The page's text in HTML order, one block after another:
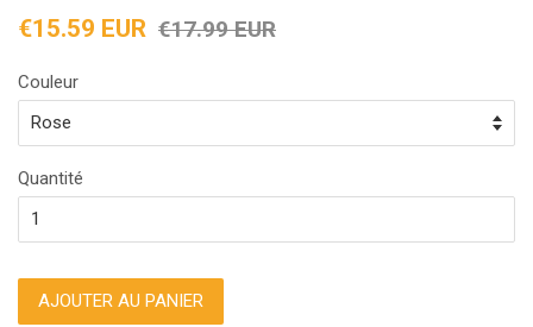
Prix
€15.59 EUR Prix
€17.99 EUR
Couleur
Quantité
AJOUTER AU PANIER